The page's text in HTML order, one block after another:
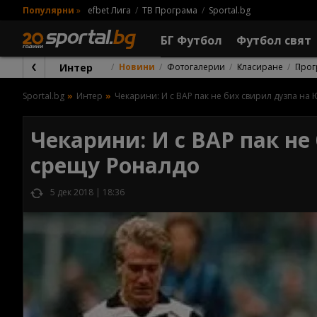
Популярни » efbet Лига ТВ Програма Sportal.bg
БГ Футбол Футбол свят
Интер Новини Фотогалерии Класиране
Sportal.bg Интер Чекарини: И с ВАР пак не бих свирил дузпа
Чекарини: И с ВАР пак
срещу Роналдо
5 дек 2018 | 18:36